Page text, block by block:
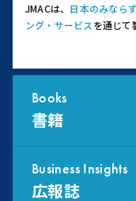
JMACは、 日本のみなら
ング・サービス を通じて
Books
書籍
Business Insights
広報誌